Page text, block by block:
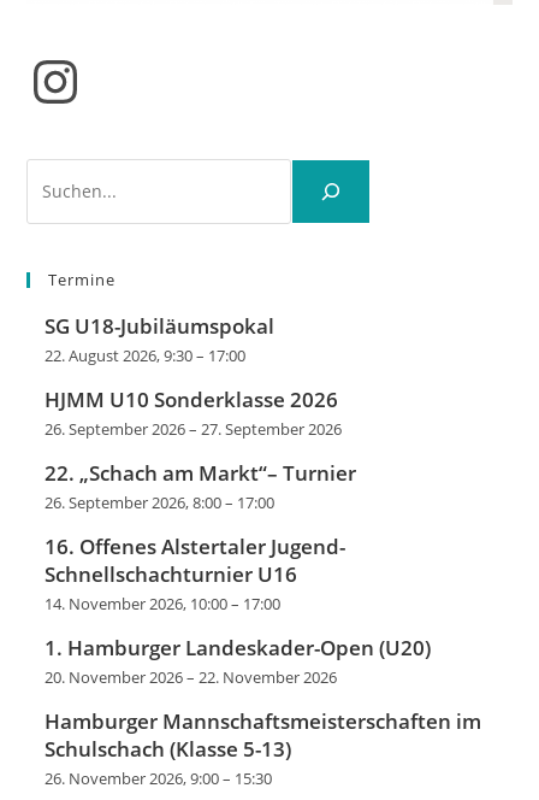
Instagram
Termine
SG U18-Jubiläumspokal
22. August 2026, 9:30– 17:00
HJMM U10 Sonderklasse 2026
26. September 2026–27. September 2026
22. „Schach am Markt“– Turnier
26. September 2026, 8:00– 17:00
16. Offenes Alstertaler Jugend-
Schnellschachturnier U16
14. November 2026, 10:00– 17:00
1. Hamburger Landeskader-Open (U20)
20. November 2026–22. November 2026
Hamburger Mannschaftsmeisterschaften im
Schulschach (Klasse 5-13)
26. November 2026, 9:00– 15:30